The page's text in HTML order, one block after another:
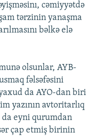
cəmiyyətdə
tərzinin yanaşma
bəlkə elə
olsunlar, AYB-
fəlsəfəsini
da AYO-dan biri
yazının avtoritarlıq
da eyni qurumdan
çap etmiş birinin